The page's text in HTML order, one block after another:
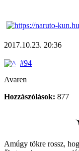
2017.10.23. 20:36
#94
Avaren
Hozzászólások: 877
Amúgy tökre rossz,